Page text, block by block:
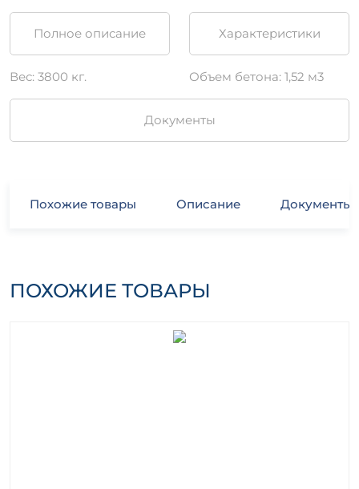
Полное описание Характеристики
Вес: 3800 кг. Объем бетона: 1,52 м3
Документы
Похожие товары Описание Документы
ПОХОЖИЕ ТОВАРЫ